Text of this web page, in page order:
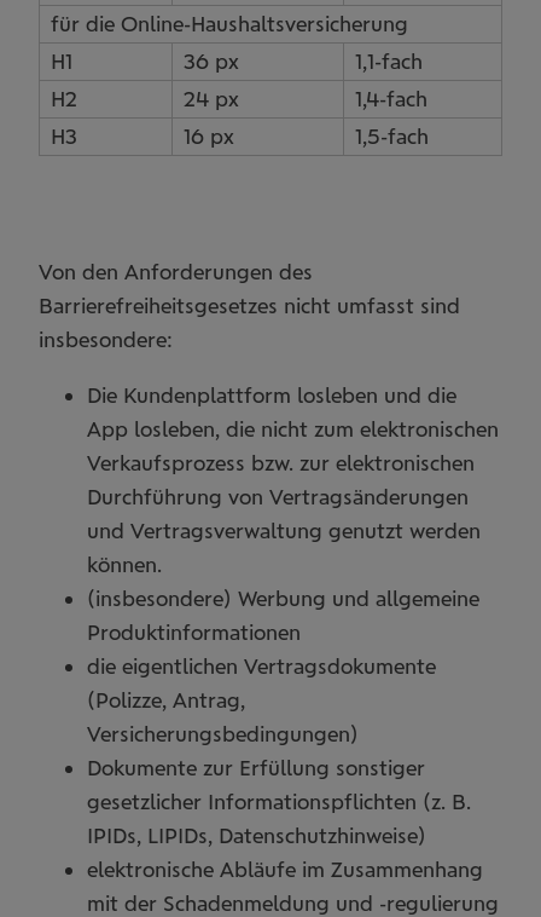
für die Online-Haushaltsversicherung
H1
36 px
1,1-fach
H2
24 px
1,4-fach
H3
16 px 1,5-fach
Von den Anforderungen des
Barrierefreiheitsgesetzes nicht umfasst sind
insbesondere:
Die Kundenplattform losleben und die
App losleben, die nicht zum elektronischen
Verkaufsprozess bzw. zur elektronischen
Durchführung von Vertragsänderungen
und Vertragsverwaltung genutzt werden
können.
(insbesondere) Werbung und allgemeine
Produktinformationen
die eigentlichen Vertragsdokumente
(Polizze, Antrag,
Versicherungsbedingungen)
Dokumente zur Erfüllung sonstiger
gesetzlicher Informationspflichten (z. B.
IPIDs, LIPIDs, Datenschutzhinweise)
elektronische Abläufe im Zusammenhang
mit der Schadenmeldung und -regulierung